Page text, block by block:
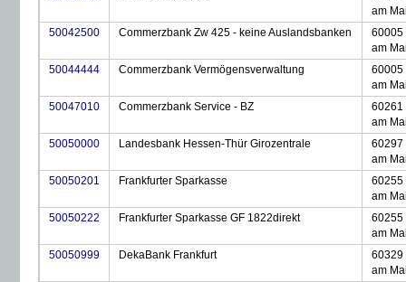
am
50042500
Commerzbank Zw 425 - keine Auslandsbanken
60005
am
50044444
Commerzbank Vermögensverwaltung
60005
am
50047010
Commerzbank Service - BZ
60261
am
50050000
Landesbank Hessen-Thür Girozentrale
60297
am
50050201
Frankfurter Sparkasse
60255
am
50050222
Frankfurter Sparkasse GF 1822direkt
60255
am
50050999
DekaBank Frankfurt
60329
am